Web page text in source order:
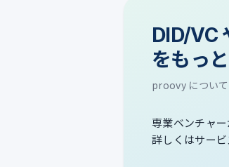
DID/VC
をもっ
proovy について
専業ベンチャ
詳しくはサー